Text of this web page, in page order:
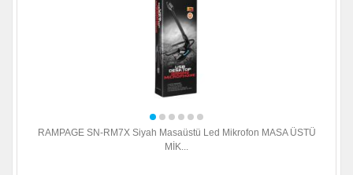
RAMPAGE SN-RM7X Siyah Masaüstü Led Mikrofon MASA ÜSTÜ
MİK...